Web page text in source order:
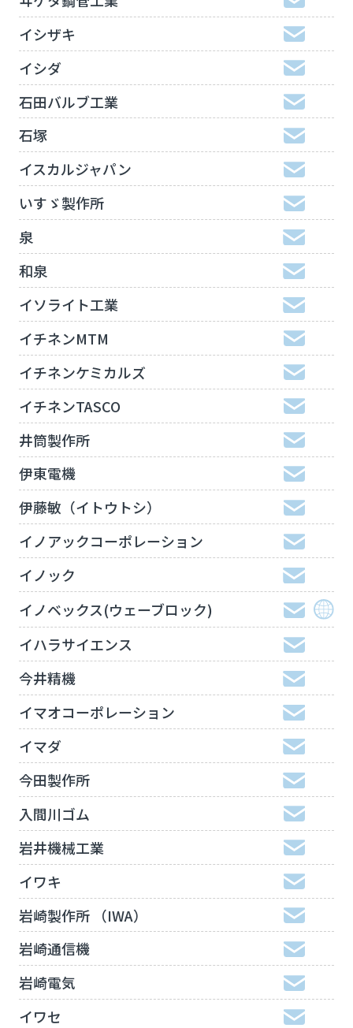
イシザキ
イシダ
石田バルブ工業
石塚
イスカルジャパン
いすゞ製作所
泉
和泉
イソライト工業
イチネンMTM
イチネンケミカルズ
イチネンTASCO
井筒製作所
伊東電機
伊藤敏（イトウトシ）
イノアックコーポレーション
イノック
イノベックス(ウェーブロック)
イハラサイエンス
今井精機
イマオコーポレーション
イマダ
今田製作所
入間川ゴム
岩井機械工業
イワキ
岩崎製作所 （IWA）
岩崎通信機
岩崎電気
イワセ